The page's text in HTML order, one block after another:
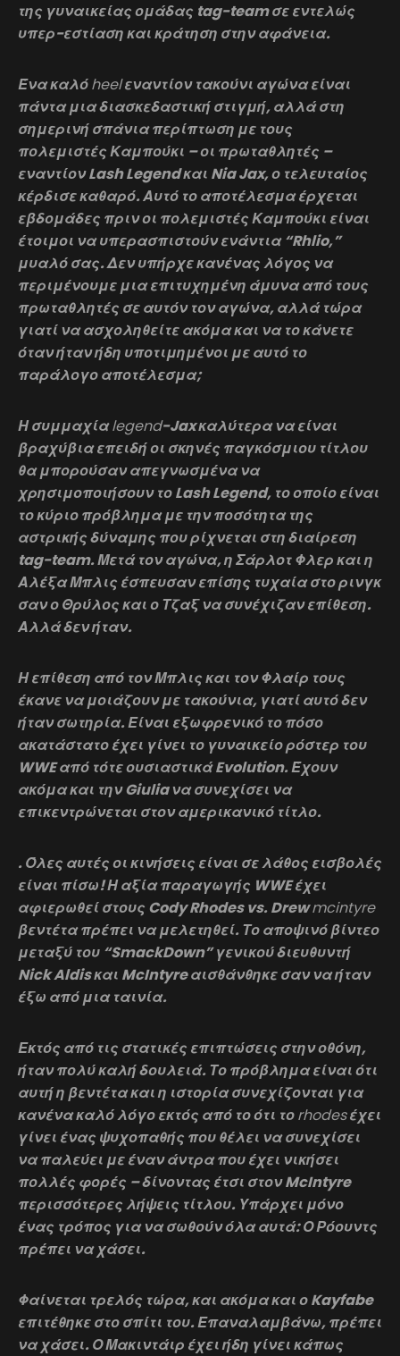
της γυναικείας ομάδας tag-team σε εντελώς
υπερ-εστίαση και κράτηση στην αφάνεια.
Ένα καλόheelεναντίον τακούνι αγώνα είναι
πάντα μια διασκεδαστική στιγμή, αλλά στη
σημερινή σπάνια περίπτωση με τους
πολεμιστές Καμπούκι – οι πρωταθλητές –
εναντίον Lash Legend και Nia Jax, ο τελευταίος
κέρδισε καθαρό. Αυτό το αποτέλεσμα έρχεται
εβδομάδες πριν οι πολεμιστές Καμπούκι είναι
έτοιμοι να υπερασπιστούν ενάντια “Rhlio,”
μυαλό σας. Δεν υπήρχε κανένας λόγος να
περιμένουμε μια επιτυχημένη άμυνα από τους
πρωταθλητές σε αυτόν τον αγώνα, αλλά τώρα
γιατί να ασχοληθείτε ακόμα και να το κάνετε
όταν ήταν ήδη υποτιμημένοι με αυτό το
παράλογο αποτέλεσμα;
Η συμμαχίαlegend-Jax καλύτερα να είναι
βραχύβια επειδή οι σκηνές παγκόσμιου τίτλου
θα μπορούσαν απεγνωσμένα να
χρησιμοποιήσουν το Lash Legend, το οποίο είναι
το κύριο πρόβλημα με την ποσότητα της
αστρικής δύναμης που ρίχνεται στη διαίρεση
tag-team. Μετά τον αγώνα, η Σάρλοτ Φλερ και η
Αλέξα Μπλις έσπευσαν επίσης τυχαία στο ρινγκ
σαν ο Θρύλος και ο Τζαξ να συνέχιζαν επίθεση.
Αλλά δεν ήταν.
Η επίθεση από τον Μπλις και τον Φλαίρ τους
έκανε να μοιάζουν με τακούνια, γιατί αυτό δεν
ήταν σωτηρία. Είναι εξωφρενικό το πόσο
ακατάστατο έχει γίνει το γυναικείο ρόστερ του
WWE από τότε ουσιαστικά Evolution. Έχουν
ακόμα και την Giulia να συνεχίσει να
επικεντρώνεται στον αμερικανικό τίτλο.
. Όλες αυτές οι κινήσεις είναι σε λάθος εισβολές
είναι πίσω! Η αξία παραγωγής WWE έχει
αφιερωθεί στους Cody Rhodes vs. Drewmcintyre
βεντέτα πρέπει να μελετηθεί. Το αποψινό βίντεο
μεταξύ του “SmackDown” γενικού διευθυντή
Nick Aldis και McIntyre αισθάνθηκε σαν να ήταν
έξω από μια ταινία.
Εκτός από τις στατικές επιπτώσεις στην οθόνη,
ήταν πολύ καλή δουλειά. Το πρόβλημα είναι ότι
αυτή η βεντέτα και η ιστορία συνεχίζονται για
κανένα καλό λόγο εκτός από το ότι τοrhodesέχει
γίνει ένας ψυχοπαθής που θέλει να συνεχίσει
να παλεύει με έναν άντρα που έχει νικήσει
πολλές φορές – δίνοντας έτσι στον McIntyre
περισσότερες λήψεις τίτλου. Υπάρχει μόνο
ένας τρόπος για να σωθούν όλα αυτά: Ο Ρόουντς
πρέπει να χάσει.
Φαίνεται τρελός τώρα, και ακόμα και ο Kayfabe
επιτέθηκε στο σπίτι του. Επαναλαμβάνω, πρέπει
να χάσει. Ο Μακιντάιρ έχει ήδη γίνει κάπως